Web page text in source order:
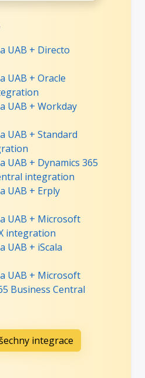
UAB + Directo
UAB + Oracle
UAB + Workday
UAB + Standard
UAB + Dynamics 365
integration
UAB + Erply
UAB + Microsoft
integration
UAB + iScala
UAB + Microsoft
Business Central
integrace